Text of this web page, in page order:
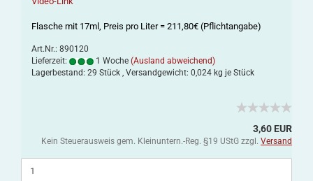
Flasche mit 17ml, Preis pro Liter = 211,80€ (Pflichtangabe)
Art.Nr.: 890120
Lieferzeit:
1 Woche (Ausland abweichend)
Lagerbestand: 29 Stück , Versandgewicht: 0,024 kg je Stück
3,60 EUR
Kein Steuerausweis gem. Kleinuntern.-Reg. §19 UStG zzgl. Versand